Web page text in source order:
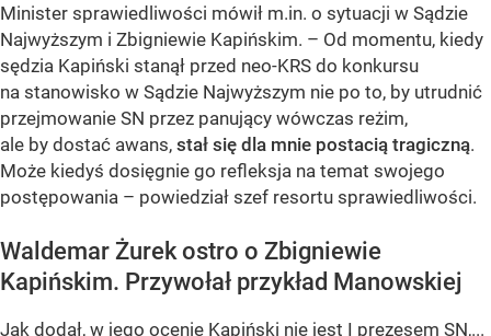
Minister sprawiedliwości mówił m.in. o sytuacji w Sądzie
Najwyższym i Zbigniewie Kapińskim. – Od momentu, kiedy
sędzia Kapiński stanął przed neo-KRS do konkursu
na stanowisko w Sądzie Najwyższym nie po to, by utrudnić
przejmowanie SN przez panujący wówczas reżim,
ale by dostać awans, stał się dla mnie postacią tragiczną.
Może kiedyś dosięgnie go refleksja na temat swojego
postępowania – powiedział szef resortu sprawiedliwości.
Waldemar Żurek ostro o Zbigniewie
Kapińskim. Przywołał przykład Manowskiej
Jak dodał, w jego ocenie Kapiński nie jest I prezesem SN,...